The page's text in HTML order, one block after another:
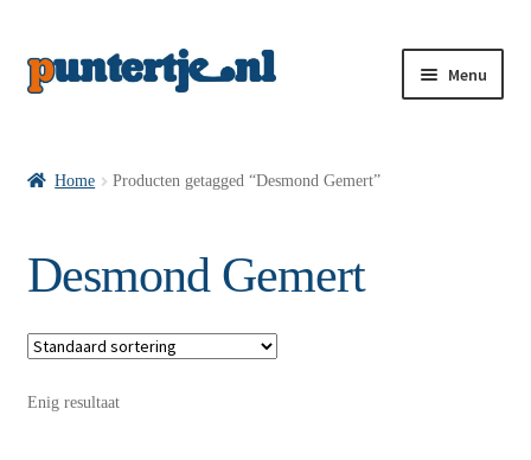
Menu
VI’s met Posters
Home Producten getagged “Desmond Gemert”
Desmond Gemert
Enig resultaat